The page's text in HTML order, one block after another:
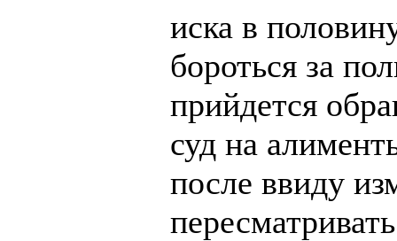
иска в
бороться за
прийдется
суд на
после ввиду